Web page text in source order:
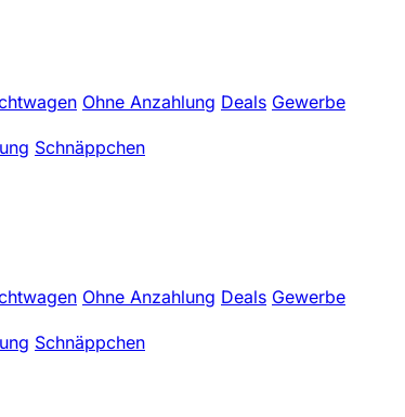
Ohne Anzahlung Deals Gewerbe
Schnäppchen
Ohne Anzahlung Deals Gewerbe
Schnäppchen